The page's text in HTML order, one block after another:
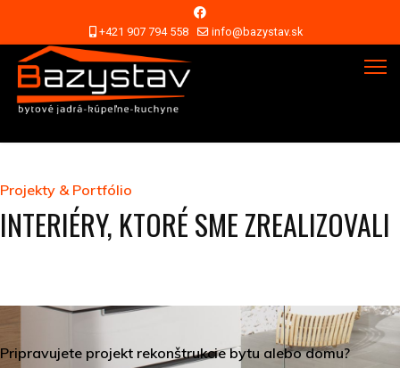
+421 907 794 558 info@bazystav.sk
Projekty & Portfólio
INTERIÉRY, KTORÉ SME ZREALIZOVALI
Pripravujete projekt rekonštrukcie bytu alebo domu?